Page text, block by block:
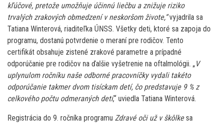
kľúčové, pretože umožňuje účinnú liečbu a znižuje riziko
trvalých zrakových obmedzení v neskoršom živote,“vyjadrila sa
Tatiana Winterová, riaditeľka ÚNSS. Všetky deti, ktoré sa zapoja do
programu, dostanú potvrdenie o meraní pre rodičov. Tento
certifikát obsahuje zistené zrakové parametre a prípadné
odporúčanie pre rodičov na ďalšie vyšetrenie na oftalmológii. „ V
uplynulom ročníku naše odborné pracovníčky vydali takéto
odporúčanie takmer dvom tisíckam detí, čo predstavuje 9 % z
celkového počtu odmeraných detí,“ uviedla Tatiana Winterová.
Registrácia do 9. ročníka programu Zdravé oči už v škôlkesa